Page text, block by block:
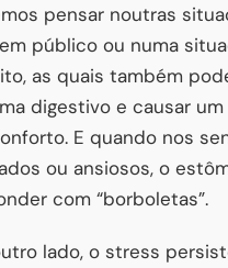
pensar noutras
público ou numa
as quais também
digestivo e causar um
E quando nos
ou ansiosos, o
com “borboletas”.
lado, o stress